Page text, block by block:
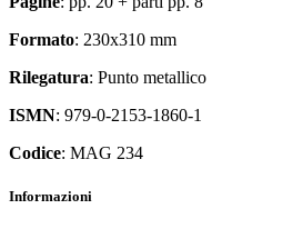
Formato: 230x310 mm
Rilegatura: Punto metallico
ISMN: 979-0-2153-1860-1
Codice: MAG 234
Informazioni